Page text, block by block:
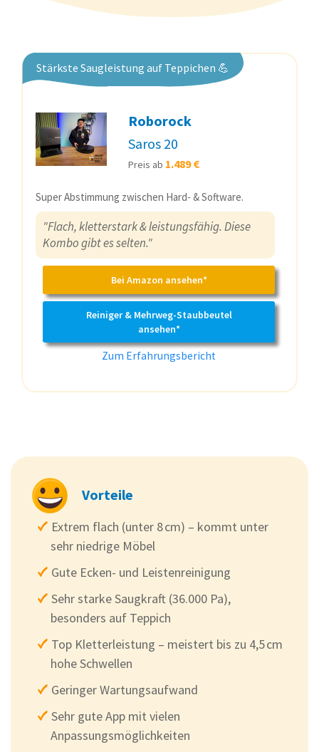
Stärkste Saugleistung auf Teppichen 💪
Roborock
Saros 20
Preis ab 1.489 €
Super Abstimmung zwischen Hard- & Software.
"Flach, kletterstark & leistungsfähig. Diese
Kombo gibt es selten."
Bei Amazon ansehen*
Reiniger & Mehrweg-Staubbeutel
ansehen*
Zum Erfahrungsbericht
Vorteile
Extrem flach (unter 8 cm) – kommt unter
sehr niedrige Möbel
Gute Ecken- und Leistenreinigung
Sehr starke Saugkraft (36.000 Pa),
besonders auf Teppich
Top Kletterleistung – meistert bis zu 4,5 cm
hohe Schwellen
Geringer Wartungsaufwand
Sehr gute App mit vielen
Anpassungsmöglichkeiten